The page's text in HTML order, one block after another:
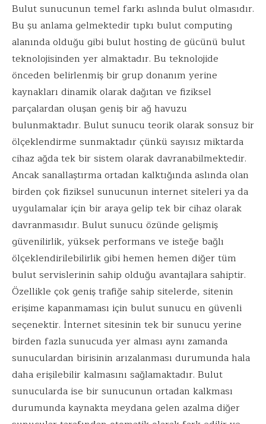
Bulut sunucunun temel farkı aslında bulut olmasıdır.
Bu şu anlama gelmektedir tıpkı bulut computing
alanında olduğu gibi bulut hosting de gücünü bulut
teknolojisinden yer almaktadır. Bu teknolojide
önceden belirlenmiş bir grup donanım yerine
kaynakları dinamik olarak dağıtan ve fiziksel
parçalardan oluşan geniş bir ağ havuzu
bulunmaktadır. Bulut sunucu teorik olarak sonsuz bir
ölçeklendirme sunmaktadır çünkü sayısız miktarda
cihaz ağda tek bir sistem olarak davranabilmektedir.
Ancak sanallaştırma ortadan kalktığında aslında olan
birden çok fiziksel sunucunun internet siteleri ya da
uygulamalar için bir araya gelip tek bir cihaz olarak
davranmasıdır. Bulut sunucu özünde gelişmiş
güvenilirlik, yüksek performans ve isteğe bağlı
ölçeklendirilebilirlik gibi hemen hemen diğer tüm
bulut servislerinin sahip olduğu avantajlara sahiptir.
Özellikle çok geniş trafiğe sahip sitelerde, sitenin
erişime kapanmaması için bulut sunucu en güvenli
seçenektir. İnternet sitesinin tek bir sunucu yerine
birden fazla sunucuda yer alması aynı zamanda
sunuculardan birisinin arızalanması durumunda hala
daha erişilebilir kalmasını sağlamaktadır. Bulut
sunucularda ise bir sunucunun ortadan kalkması
durumunda kaynakta meydana gelen azalma diğer